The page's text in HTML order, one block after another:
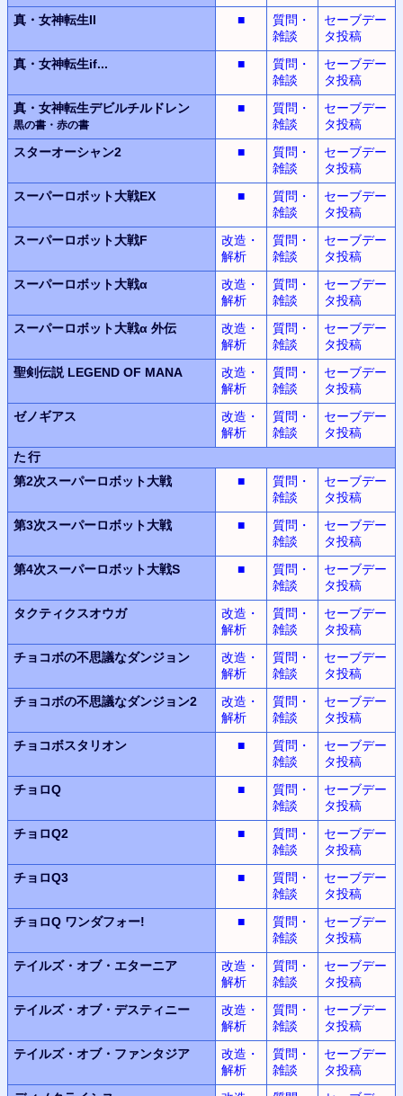
真・女神転生II
■
質問・
雑談
セーブデー
タ投稿
真・女神転生if... ■
質問・
雑談
セーブデー
タ投稿
真・女神転生デビルチルドレン
黒の書・赤の書
■
質問・
雑談
セーブデー
タ投稿
スターオーシャン2
■
質問・
雑談
セーブデー
タ投稿
スーパーロボット大戦EX
■
質問・
雑談
セーブデー
タ投稿
スーパーロボット大戦F
改造・
解析
質問・
雑談
セーブデー
タ投稿
スーパーロボット大戦α
改造・
解析
質問・
雑談
セーブデー
タ投稿
スーパーロボット大戦α 外伝
改造・
解析
質問・
雑談
セーブデー
タ投稿
聖剣伝説 LEGEND OF MANA
改造・
解析
質問・
雑談
セーブデー
タ投稿
ゼノギアス
改造・
解析
質問・
雑談
セーブデー
タ投稿
た行
第2次スーパーロボット大戦 ■
質問・
雑談
セーブデー
タ投稿
第3次スーパーロボット大戦 ■
質問・
雑談
セーブデー
タ投稿
第4次スーパーロボット大戦S
■
質問・
雑談
セーブデー
タ投稿
タクティクスオウガ
改造・
解析
質問・
雑談
セーブデー
タ投稿
チョコボの不思議なダンジョン
改造・
解析
質問・
雑談
セーブデー
タ投稿
チョコボの不思議なダンジョン2
改造・
解析
質問・
雑談
セーブデー
タ投稿
チョコボスタリオン
■
質問・
雑談
セーブデー
タ投稿
チョロQ
■
質問・
雑談
セーブデー
タ投稿
チョロQ2
■
質問・
雑談
セーブデー
タ投稿
チョロQ3
■
質問・
雑談
セーブデー
タ投稿
チョロQ ワンダフォー! ■
質問・
雑談
セーブデー
タ投稿
テイルズ・オブ・エターニア
改造・
解析
質問・
雑談
セーブデー
タ投稿
テイルズ・オブ・デスティニー
改造・
解析
質問・
雑談
セーブデー
タ投稿
テイルズ・オブ・ファンタジア
改造・
解析
質問・
雑談
セーブデー
タ投稿